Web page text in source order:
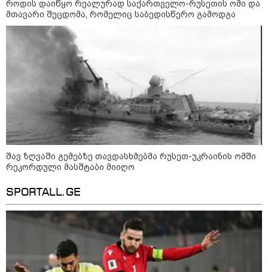
გარემოს ეროვნული სააგენტოს
ინფორმაციით, 9-11 აგვისტოს
საქართველოში მოსალოდნელია
დროგამოშვებით წვიმა
ვახტანგ კაპანაძე - დიახ, ომი
დაიწყო რუსეთმა და წერტილი!
აშშ-მა საქართველოში
დაფუძნებული კრიპტოკომპანია
დაასანქცირა
როდის დაიწყო რეალურად საქართველო-რუსეთის ომი და
მთავარი შეცდომა, რომელიც საბედისწერო გამოდგა
შავ ზღვაში გემებზე თავდასხმებმა რუსეთ-უკრაინის ომში
რეკორდული მასშტაბი მიიღო
SPORTALL.GE